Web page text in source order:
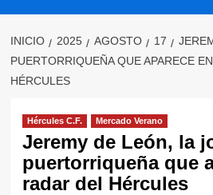
INICIO 2025 AGOSTO 17
PUERTORRIQUEÑA QUE APARECE
HÉRCULES
Hércules C.F. Mercado Verano
Jeremy de León, la
puertorriqueña que
radar del Hércules